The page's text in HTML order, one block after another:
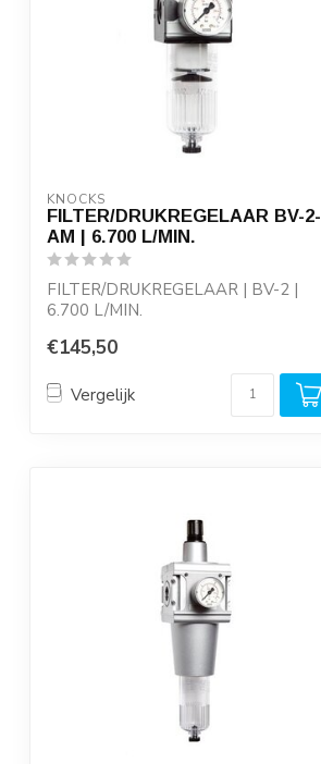
KNOCKS
FILTER/DRUKREGELAAR BV-2-
AM | 6.700 L/MIN.
FILTER/DRUKREGELAAR | BV-2 |
6.700 L/MIN.
voor...
€145,50
Vergelijk